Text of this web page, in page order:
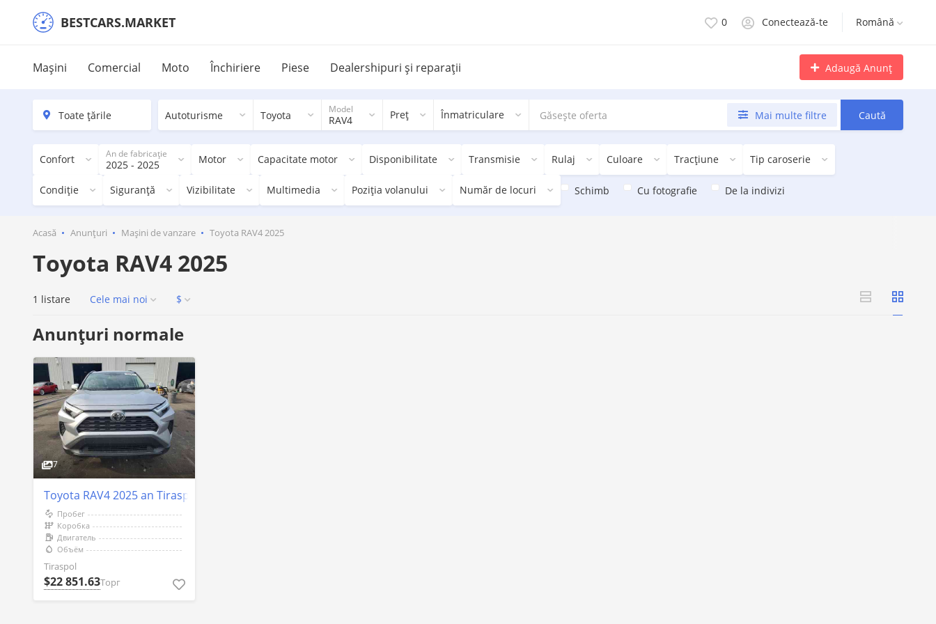
BESTCARS.MARKET 0 Conectează-te Română
Mașini Comercial Moto Închiriere Piese Dealershipuri și reparații Adaugă Anunț
Autoturisme Toyota Model
RAV4 Preț Înmatriculare Mai multe filtre Caută
Confort An de fabricație
2025 - 2025 Motor Capacitate motor Disponibilitate Transmisie Rulaj Culoare Tracțiune Tip caroserie
Condiție Siguranță Vizibilitate Multimedia Poziția volanului Număr de locuri Schimb Cu fotografie De la indivizi
Acasă Anunțuri Mașini de vanzare Toyota RAV4 2025
Toyota RAV4 2025
1 listare Cele mai noi $
Anunțuri normale
7
Toyota RAV4 2025 an Tiraspol
Пробег
Коробка
Двигатель
Объём
Tiraspol
$22 851.63Торг